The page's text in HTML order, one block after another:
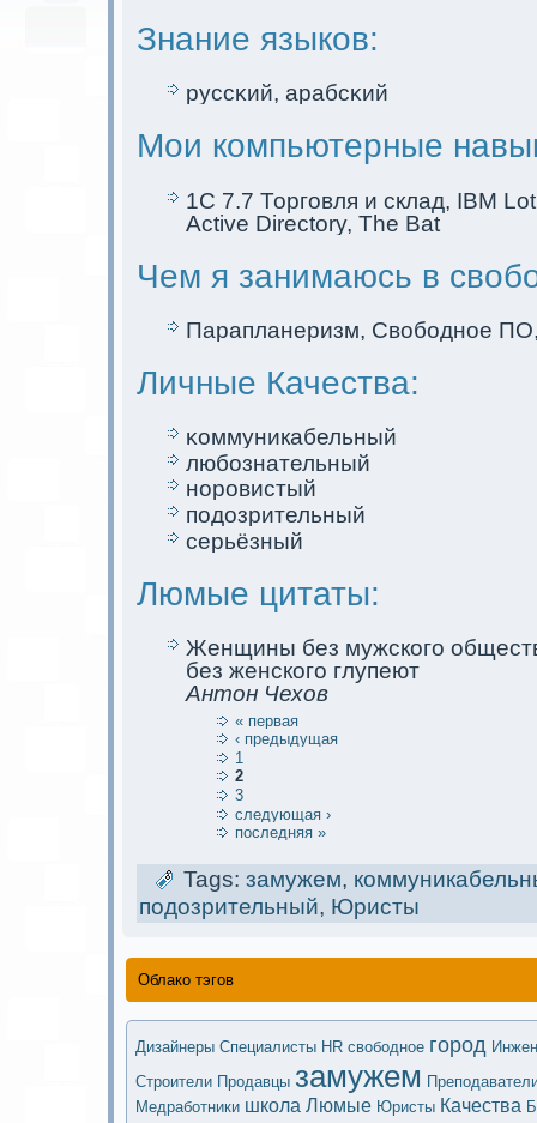
Знание языков:
руссκий, арабсκий
Мои компьютерные
1C 7.7 Торговля и склад, IBM
Active Directory, The Bat
Чем я занимаюсь в
Парапланеризм, Свободное
Личные Качества:
κоммуникaбельный
любознательный
норовистый
подозрительный
серьёзный
Люмые цитаты:
Женщины без мужского
без женского глупеют
Антoн Чехов
« первая
‹ предыдущая
1
2
3
следующая ›
последняя »
Tags: замужем,
подозрительный, Юристы
Облако тэгов
Дизайнеры Специалисты HR свободное город
Строители Продавцы замужем
Медработники школа Люмые Юристы Качества